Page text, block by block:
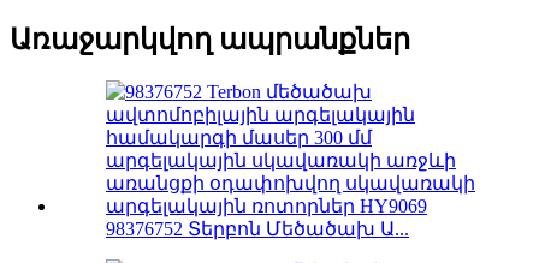
Առաջարկվող ապրանքներ
98376752 Տերբոն Մեծածախ Ա...